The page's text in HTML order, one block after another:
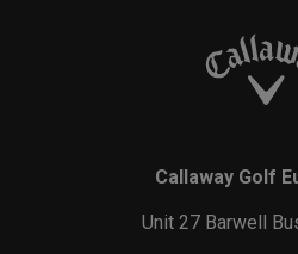
Callaway Golf
Unit 27 Barwell